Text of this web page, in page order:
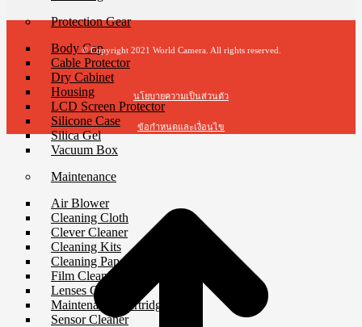
Protection Gear
Body Cap
Cable Protector
Dry Cabinet
Housing
LCD Screen Protector
Silicone Case
Silica Gel
Vacuum Box
Maintenance
Air Blower
Cleaning Cloth
Clever Cleaner
Cleaning Kits
Cleaning Paper
Film Cleaning Supplies
Lenses Cleaner
Maintenance Cartridge
Sensor Cleaner
© Copyright 2021 World Camera. All rights reserved.
นโยบายความเป็นส่วนตัว
ข้อกำหนดและเงื่อนไข